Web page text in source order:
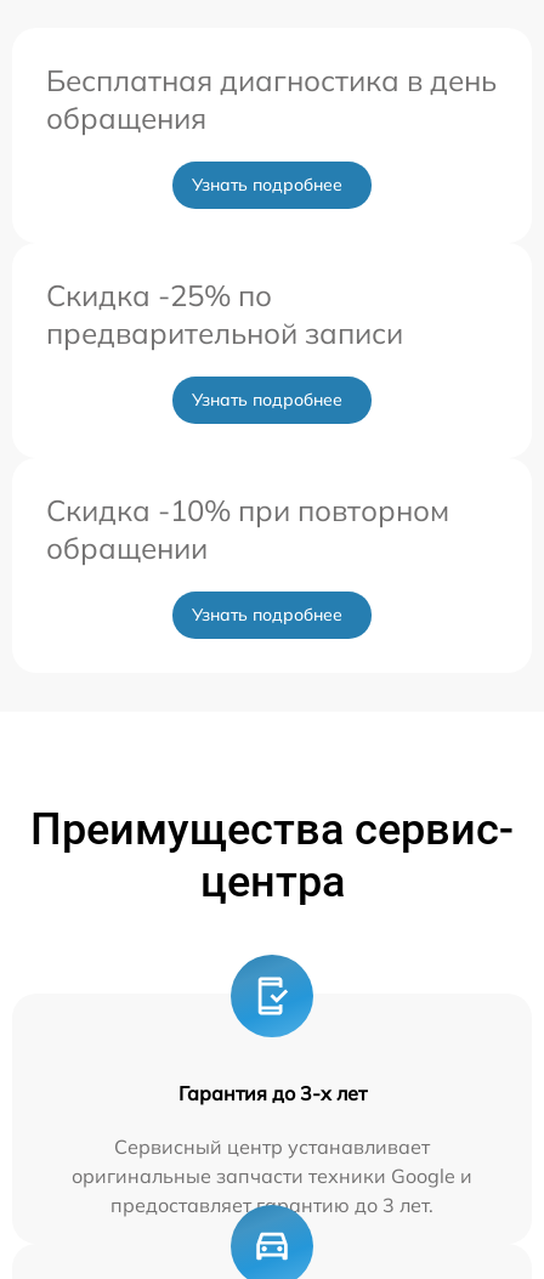
Бесплатная диагностика в день
обращения
Узнать подробнее
Скидка -25% по
предварительной записи
Узнать подробнее
Скидка -10% при повторном
обращении
Узнать подробнее
Преимущества сервис-
центра
Гарантия до 3-х лет
Сервисный центр устанавливает
оригинальные запчасти техники Google и
предоставляет гарантию до 3 лет.